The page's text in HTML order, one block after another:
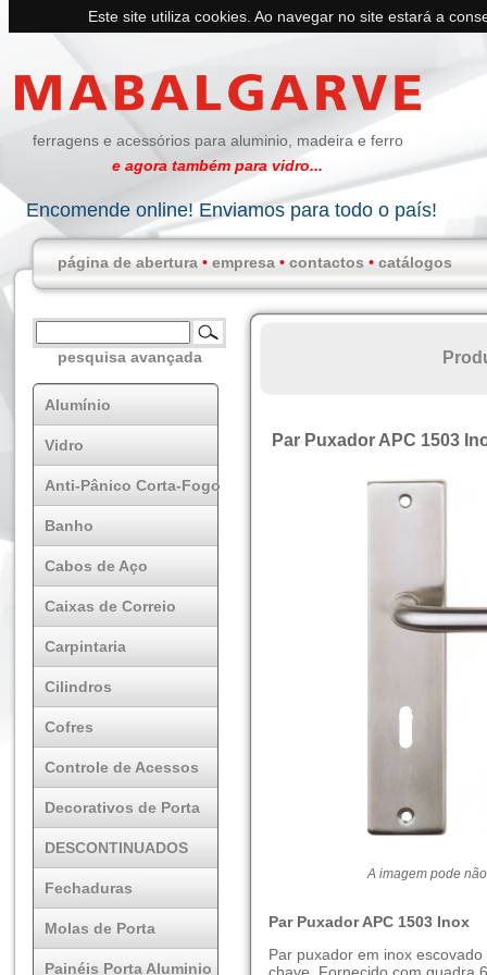
Este site utiliza cookies. Ao navegar no site estará a
ferragens e acessórios para aluminio, madeira e ferro
e agora também para vidro...
Encomende online! Enviamos para todo o país!
página de abertura • empresa • contactos • catálogos
pesquisa avançada
Alumínio
Vidro
Anti-Pânico Corta-Fogo
Banho
Cabos de Aço
Caixas de Correio
Carpintaria
Cilindros
Cofres
Controle de Acessos
Decorativos de Porta
DESCONTINUADOS
Fechaduras
Molas de Porta
Painéis Porta Aluminio
Par Puxador APC 1503
A imagem pode
Par Puxador APC 1503 Inox
Par puxador em inox